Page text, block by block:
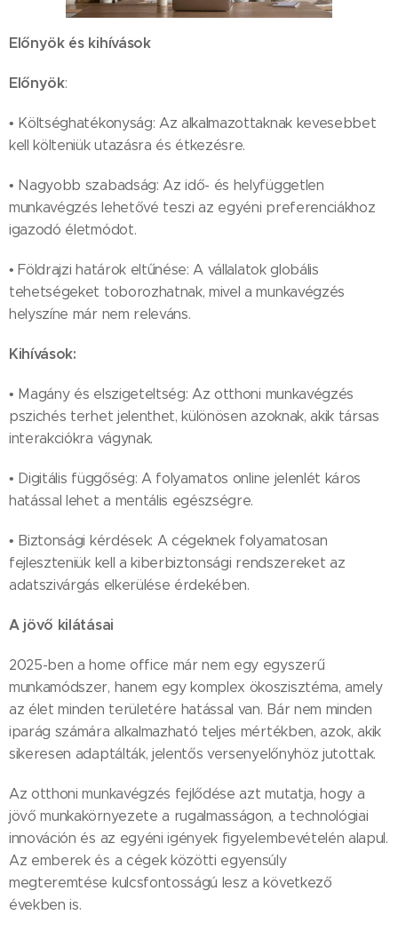
Előnyök és kihívások
Előnyök:
• Költséghatékonyság: Az alkalmazottaknak kevesebbet
kell költeniük utazásra és étkezésre.
• Nagyobb szabadság: Az idő- és helyfüggetlen
munkavégzés lehetővé teszi az egyéni preferenciákhoz
igazodó életmódot.
• Földrajzi határok eltűnése: A vállalatok globális
tehetségeket toborozhatnak, mivel a munkavégzés
helyszíne már nem releváns.
Kihívások:
• Magány és elszigeteltség: Az otthoni munkavégzés
pszichés terhet jelenthet, különösen azoknak, akik társas
interakciókra vágynak.
• Digitális függőség: A folyamatos online jelenlét káros
hatással lehet a mentális egészségre.
• Biztonsági kérdések: A cégeknek folyamatosan
fejleszteniük kell a kiberbiztonsági rendszereket az
adatszivárgás elkerülése érdekében.
A jövő kilátásai
2025-ben a home office már nem egy egyszerű
munkamódszer, hanem egy komplex ökoszisztéma, amely
az élet minden területére hatással van. Bár nem minden
iparág számára alkalmazható teljes mértékben, azok, akik
sikeresen adaptálták, jelentős versenyelőnyhöz jutottak.
Az otthoni munkavégzés fejlődése azt mutatja, hogy a
jövő munkakörnyezete a rugalmasságon, a technológiai
innováción és az egyéni igények figyelembevételén alapul.
Az emberek és a cégek közötti egyensúly
megteremtése kulcsfontosságú lesz a következő
években is.